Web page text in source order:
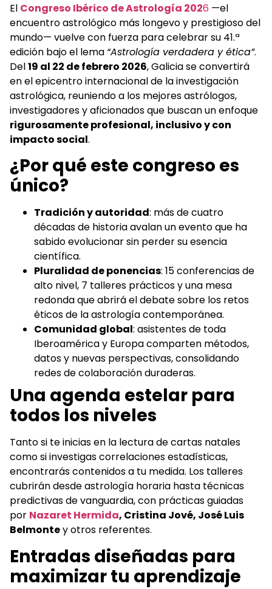
El Congreso Ibérico de Astrología 2026 —el
encuentro astrológico más longevo y prestigioso del
mundo— vuelve con fuerza para celebrar su 41.ª
edición bajo el lema “Astrología verdadera y ética”.
Del19 al 22 de febrero 2026, Galicia se convertirá
en el epicentro internacional de la investigación
astrológica, reuniendo a los mejores astrólogos,
investigadores y aficionados que buscan un enfoque
rigurosamente profesional, inclusivo y con
impacto social.
¿Por qué este congreso es
único?
Tradición y autoridad: más de cuatro
décadas de historia avalan un evento que ha
sabido evolucionar sin perder su esencia
científica.
Pluralidad de ponencias: 15 conferencias de
alto nivel, 7 talleres prácticos y una mesa
redonda que abrirá el debate sobre los retos
éticos de la astrología contemporánea.
Comunidad global: asistentes de toda
Iberoamérica y Europa comparten métodos,
datos y nuevas perspectivas, consolidando
redes de colaboración duraderas.
Una agenda estelar para
todos los niveles
Tanto si te inicias en la lectura de cartas natales
como si investigas correlaciones estadísticas,
encontrarás contenidos a tu medida. Los talleres
cubrirán desde astrología horaria hasta técnicas
predictivas de vanguardia, con prácticas guiadas
por Nazaret Hermida, Cristina Jové, José Luis
Belmontey otros referentes.
Entradas diseñadas para
maximizar tu aprendizaje